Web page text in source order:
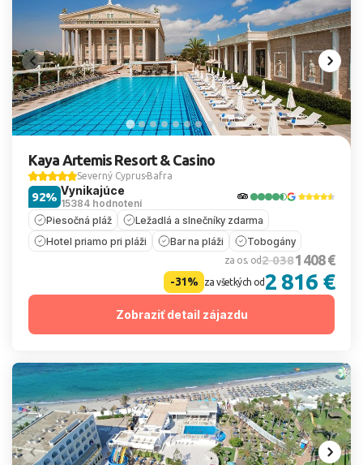
Kaya Artemis Resort & Casino
Severný Cyprus Bafra
Vynikajúce
15384 hodnotení
92%
Piesočná pláž
Ležadlá a slnečníky zdarma
Hotel priamo pri pláži
Bar na pláži Tobogány
za os. od2 0381 408 €
-31% za všetkých od2 816 €
Zobraziť detail zájazdu